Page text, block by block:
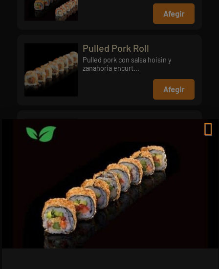
Afegir
Pulled Pork Roll
Pulled pork con salsa hoisin y
zanahoria encurt...
Afegir
Afegir
Salmon Chicken Roll
Finger de pollo rebozado y queso
crema con topp...